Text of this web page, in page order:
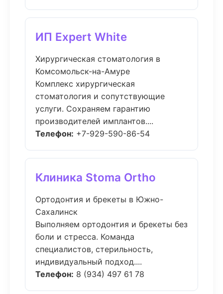
ИП Expert White
Хирургическая стоматология в
Комсомольск-на-Амуре
Комплекс хирургическая
стоматология и сопутствующие
услуги. Сохраняем гарантию
производителей имплантов....
Телефон: +7-929-590-86-54
Клиника Stoma Ortho
Ортодонтия и брекеты в Южно-
Сахалинск
Выполняем ортодонтия и брекеты без
боли и стресса. Команда
специалистов, стерильность,
индивидуальный подход....
Телефон: 8 (934) 497 61 78